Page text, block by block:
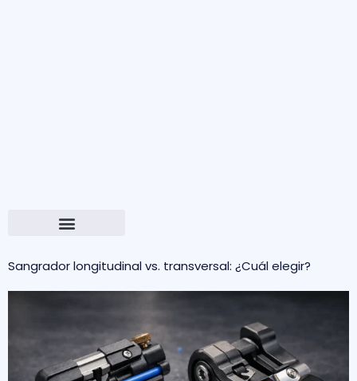
Sangrador longitudinal vs. transversal: ¿Cuál elegir?